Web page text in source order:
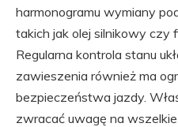
harmonogramu wymiany
takich jak olej silnikowy czy
Regularna kontrola stanu
zawieszenia również ma
bezpieczeństwa jazdy.
zwracać uwagę na